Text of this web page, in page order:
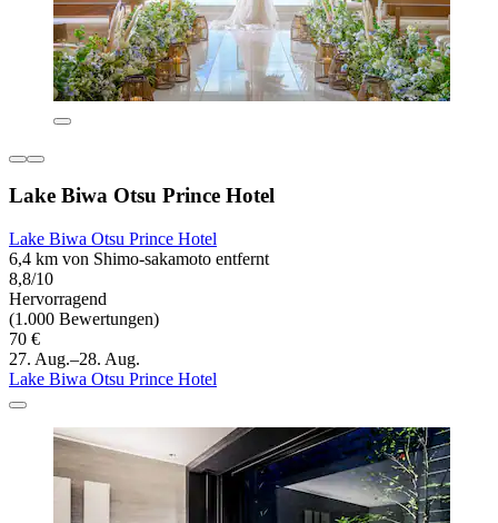
Lake Biwa Otsu Prince Hotel
Lake Biwa Otsu Prince Hotel
6,4 km von Shimo-sakamoto entfernt
8,8/10
Hervorragend
(1.000 Bewertungen)
70 €
27. Aug.–28. Aug.
Lake Biwa Otsu Prince Hotel